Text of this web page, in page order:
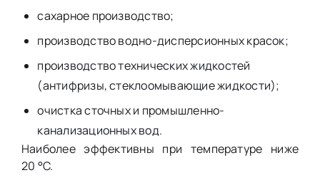
сахарное производство;
производство водно-дисперсионных красок;
производство технических жидкостей
(антифризы, стеклоомывающие жидкости);
очистка сточных и промышленно-
канализационных вод.
Наиболее эффективны при температуре ниже
20 °C.